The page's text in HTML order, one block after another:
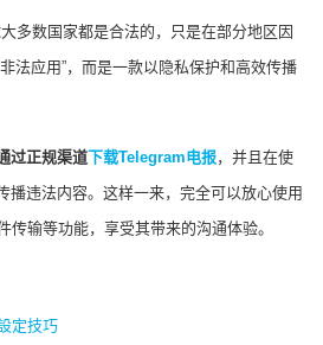
多数国家都是合法的，只是在部分地区因
法应用”，而是一款以隐私保护和高效传播
过正规渠道下载Telegram电报，并且在使
播违法内容。这样一来，完全可以放心使用
传输等功能，享受其带来的沟通体验。
定技巧